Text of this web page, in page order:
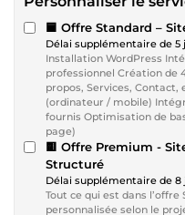
🟦 Offre Standard –
Délai supplémentaire de 5
Installation WordPress
professionnel Création de
propos, Services, Contact,
(ordinateur / mobile)
fournis Optimisation de
page)
🟨 Offre Premium - Site Personnalisé
Structuré
Délai supplémentaire de 8
Tout ce qui est dans
personnalisée selon le